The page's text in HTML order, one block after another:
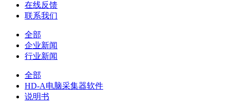
在线反馈
联系我们
全部
企业新闻
行业新闻
全部
HD-A电脑采集器软件
说明书